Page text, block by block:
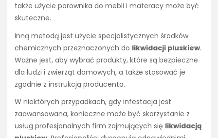
także użycie parownika do mebli i materacy może być
skuteczne.
Inną metodą jest użycie specjalistycznych środków
chemicznych przeznaczonych do likwidacji pluskiew.
Ważne jest, aby wybrać produkty, które są bezpieczne
dla ludzi i zwierząt domowych, a także stosować je
zgodnie z instrukcją producenta.
W niektórych przypadkach, gdy infestacja jest
zaawansowana, konieczne może być skorzystanie z
usług profesjonalnych firm zajmujących się likwidacją